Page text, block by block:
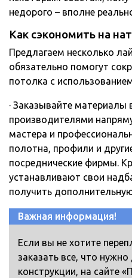
недорого – вполне
Как сэкономить на
Предлагаем несколько
обязательно помогут
потолка с
· Заказывайте
производителями
мастера и
полотна, профили и
посреднические фирмы.
устанавливают свои
получить
Важная информация!
Если вы не хотите
заказать все, что
конструкции, на сайте